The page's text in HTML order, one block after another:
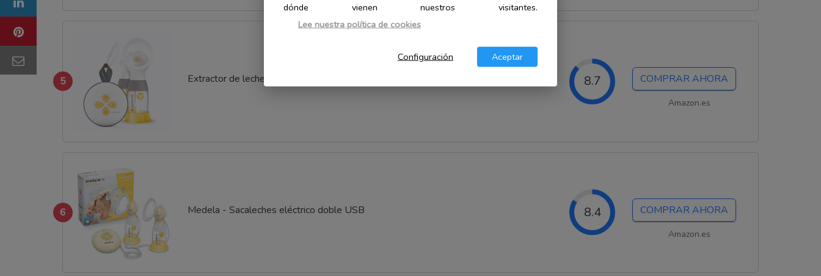
5 Extractor de leche eléctrico Medela Swing Maxi - Recargable USB 8.7 COMPRAR AHORA
Amazon.es
6 Medela - Sacaleches eléctrico doble USB 8.4 COMPRAR AHORA
Amazon.es
dónde vienen nuestros visitantes.
Lee nuestra política de cookies
Aceptar
Configuración